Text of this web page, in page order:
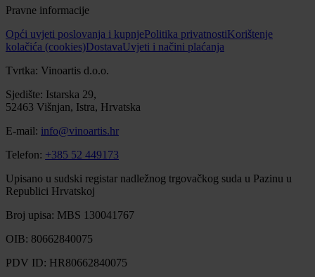
Pravne informacije
Opći uvjeti poslovanja i kupnjePolitika privatnostiKorištenje
kolačića (cookies)DostavaUvjeti i načini plaćanja
Tvrtka: Vinoartis d.o.o.
Sjedište: Istarska 29,
52463 Višnjan, Istra, Hrvatska
E-mail: info@vinoartis.hr
Telefon: +385 52 449173
Upisano u sudski registar nadležnog trgovačkog suda u Pazinu u
Republici Hrvatskoj
Broj upisa: MBS 130041767
OIB: 80662840075
PDV ID: HR80662840075